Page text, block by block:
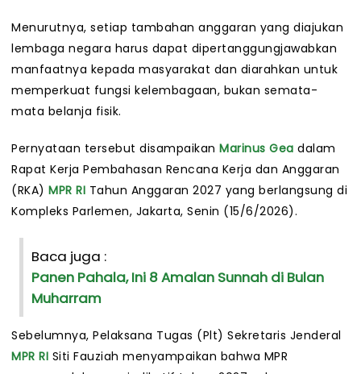
Menurutnya, setiap tambahan anggaran yang diajukan
lembaga negara harus dapat dipertanggungjawabkan
manfaatnya kepada masyarakat dan diarahkan untuk
memperkuat fungsi kelembagaan, bukan semata-
mata belanja fisik.
Pernyataan tersebut disampaikan Marinus Gea dalam
Rapat Kerja Pembahasan Rencana Kerja dan Anggaran
(RKA) MPR RI Tahun Anggaran 2027 yang berlangsung di
Kompleks Parlemen, Jakarta, Senin (15/6/2026).
Baca juga :
Panen Pahala, Ini 8 Amalan Sunnah di Bulan
Muharram
Sebelumnya, Pelaksana Tugas (Plt) Sekretaris Jenderal
MPR RI Siti Fauziah menyampaikan bahwa MPR